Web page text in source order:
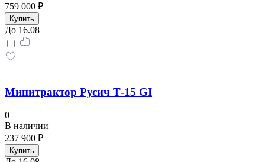
759 000 ₽
Купить
До 16.08
Минитрактор Русич Т-15 GI
0
В наличии
237 900 ₽
Купить